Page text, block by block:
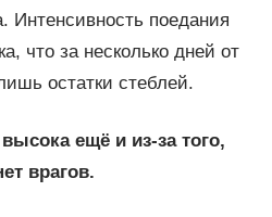
Интенсивность поедания
что за несколько дней от
остатки стеблей.
ещё и из-за того,
врагов.